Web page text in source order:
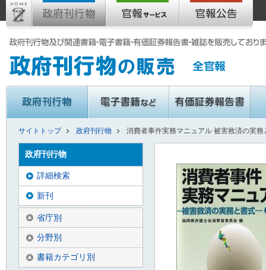
サイトトップ 政府刊行物 消費者事件実務マニュアル 被害救済の実務
政府刊行物
詳細検索
新刊
省庁別
分野別
書籍カテゴリ別